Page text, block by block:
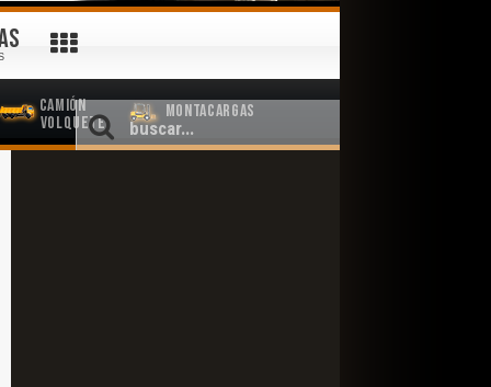
Camión
Volquete
Montacargas